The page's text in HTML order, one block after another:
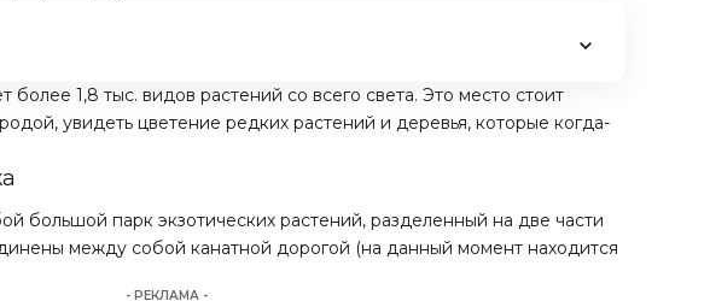
более 1,8 тыс. видов растений со всего света. Это место стоит
увидеть цветение редких растений и деревья, которые когда-
большой парк экзотических растений, разделенный на две части
между собой канатной дорогой (на данный момент находится
- РЕКЛАМА -